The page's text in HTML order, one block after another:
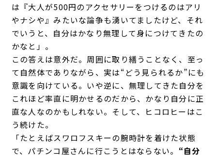
は『大人が500円のアクセサリーをつけるのはアリ
やナシや』みたいな論争も湧いてましたけど、それ
でいうと、自分はかなり無理して身につけてきたの
かなと」。
この答えは意外だ。周囲に取り繕うことなく、至っ
て自然体でありながら、実は“どう見られるか”にも
意識を向けている。いや逆に、無理してきた自分を
これほど率直に明かせるのだから、かなり自分に正
直な人なのかもしれない。そして、ヒコロヒーはこ
う続けた。
「たとえばスワロフスキーの腕時計を着けた状態
で、パチンコ屋さんに行こうとはならない。 “自分